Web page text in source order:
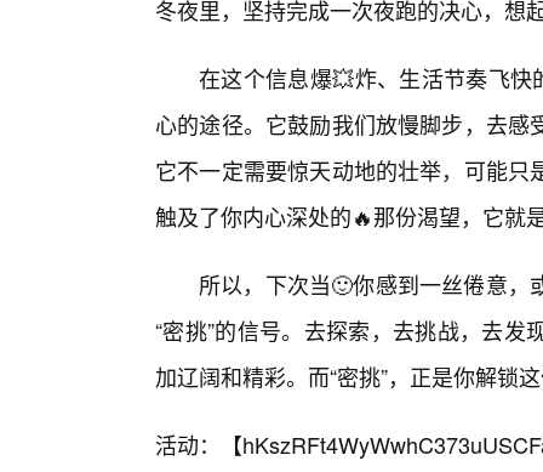
冬夜里，坚持完成一次夜跑的决心，想
在这个信息爆💥炸、生活节奏飞快
心的途径。它鼓励我们放慢脚步，去
它不一定需要惊天动地的壮举，可能
触及了你内心深处的🔥那份渴望，它就
所以，下次当🙂你感到一丝倦意
“密挑”的信号。去探索，去挑战，去
加辽阔和精彩。而“密挑”，正是你解锁
活动：【